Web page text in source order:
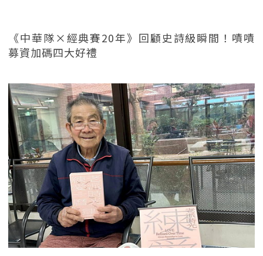
《中華隊×經典賽20年》回顧史詩級瞬間！嘖嘖
募資加碼四大好禮